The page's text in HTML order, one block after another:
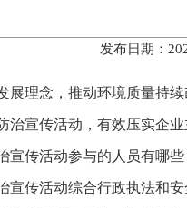
发布日期：
展理念，推动环境质量持
治宣传活动，有效压实企
宣传活动参与的人员有哪些
宣传活动综合行政执法和